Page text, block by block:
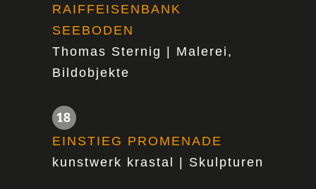
RAIFFEISENBANK
SEEBODEN
Thomas Sternig | Malerei,
Bildobjekte
EINSTIEG PROMENADE
kunstwerk krastal | Skulpturen